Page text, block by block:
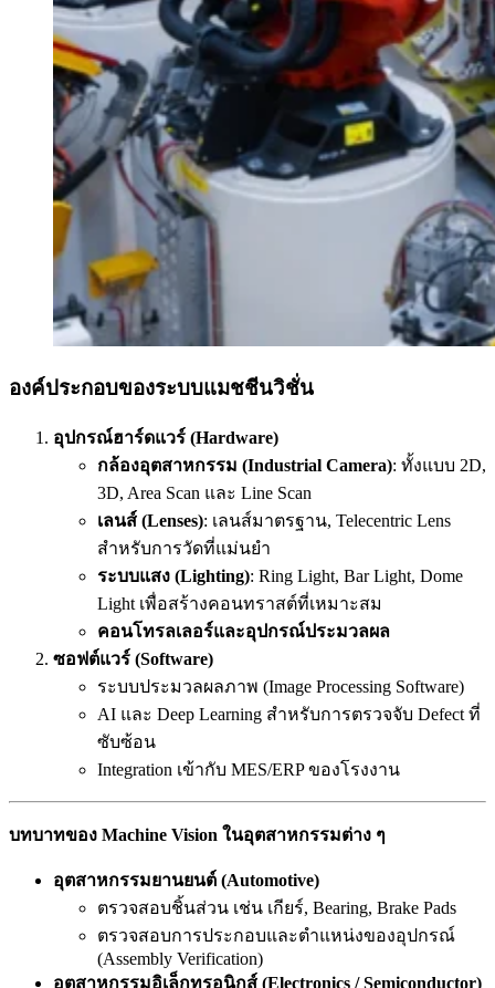
องค์ประกอบของระบบแมชชีนวิชั่น
อุปกรณ์ฮาร์ดแวร์ (Hardware)
กล้องอุตสาหกรรม (Industrial Camera): ทั้งแบบ 2D,
3D, Area Scan และ Line Scan
เลนส์ (Lenses): เลนส์มาตรฐาน, Telecentric Lens
สำหรับการวัดที่แม่นยำ
ระบบแสง (Lighting): Ring Light, Bar Light, Dome
Light เพื่อสร้างคอนทราสต์ที่เหมาะสม
คอนโทรลเลอร์และอุปกรณ์ประมวลผล
ซอฟต์แวร์ (Software)
ระบบประมวลผลภาพ (Image Processing Software)
AI และ Deep Learning สำหรับการตรวจจับ Defect ที่
ซับซ้อน
Integration เข้ากับ MES/ERP ของโรงงาน
บทบาทของ Machine Vision ในอุตสาหกรรมต่าง ๆ
อุตสาหกรรมยานยนต์ (Automotive)
ตรวจสอบชิ้นส่วน เช่น เกียร์, Bearing, Brake Pads
ตรวจสอบการประกอบและตำแหน่งของอุปกรณ์
(Assembly Verification)
อุตสาหกรรมอิเล็กทรอนิกส์ (Electronics / Semiconductor)